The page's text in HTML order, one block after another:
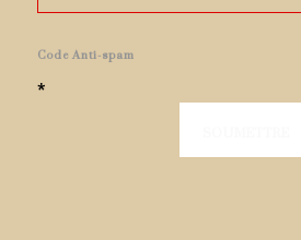
Code Anti-spam
*